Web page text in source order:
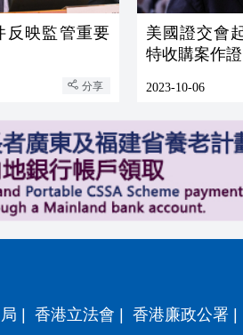
反映監管重要
分享
美國證交會起訴
特收購案作證
2023-10-06
| 香港立法會 | 香港廉政公署 |